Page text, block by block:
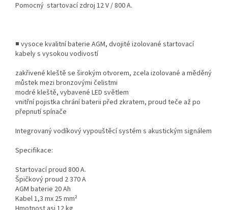
Pomocný startovací zdroj 12 V / 800 A.
■ vysoce kvalitní baterie AGM, dvojité izolované startovací
kabely s vysokou vodivostí
zakřivené kleště se širokým otvorem, zcela izolované a měděný
můstek mezi bronzovými čelistmi
modré kleště, vybavené LED světlem
vnitřní pojistka chrání baterii před zkratem, proud teče až po
přepnutí spínače
Integrovaný vodíkový vypouštěcí systém s akustickým signálem
Specifikace:
Startovací proud 800 A.
Špičkový proud 2 370 A
AGM baterie 20 Ah
Kabel 1,3 mx 25 mm²